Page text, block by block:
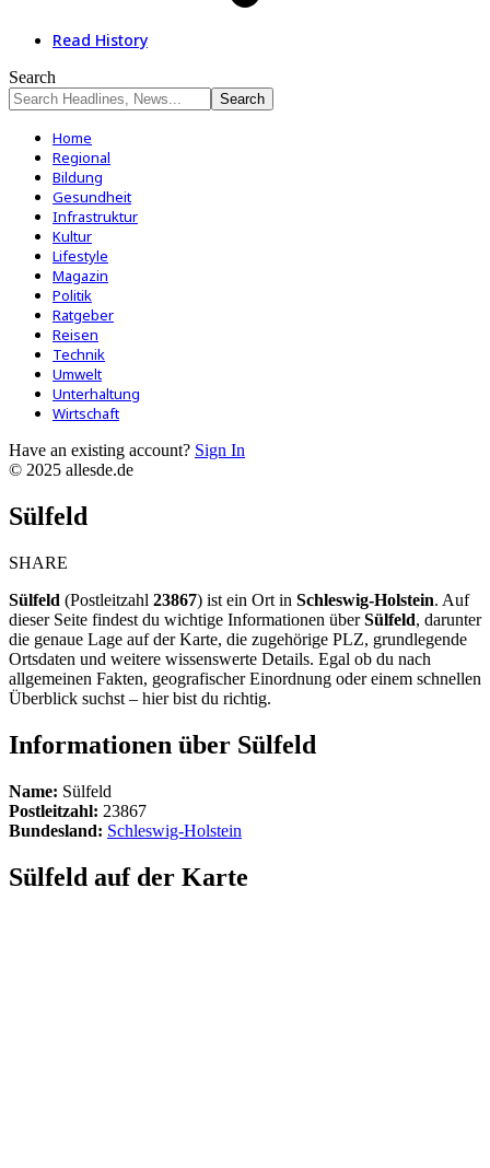
Read History
Search
Home
Regional
Bildung
Gesundheit
Infrastruktur
Kultur
Lifestyle
Magazin
Politik
Ratgeber
Reisen
Technik
Umwelt
Unterhaltung
Wirtschaft
Have an existing account? Sign In
© 2025 allesde.de
Sülfeld
SHARE
Sülfeld (Postleitzahl 23867) ist ein Ort in Schleswig-Holstein. Auf
dieser Seite findest du wichtige Informationen überSülfeld, darunter
die genaue Lage auf der Karte, die zugehörige PLZ, grundlegende
Ortsdaten und weitere wissenswerte Details. Egal ob du nach
allgemeinen Fakten, geografischer Einordnung oder einem schnellen
Überblick suchst – hier bist du richtig.
Informationen über Sülfeld
Name: Sülfeld
Postleitzahl: 23867
Bundesland: Schleswig-Holstein
Sülfeld auf der Karte